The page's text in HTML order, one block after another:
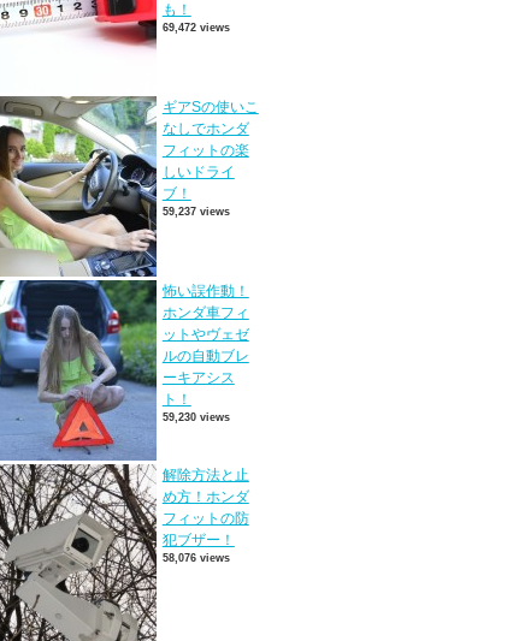
も！
69,472 views
ギアSの使いこ
なしでホンダ
フィットの楽
しいドライ
ブ！
59,237 views
怖い誤作動！
ホンダ車フィ
ットやヴェゼ
ルの自動ブレ
ーキアシス
ト！
59,230 views
解除方法と止
め方！ホンダ
フィットの防
犯ブザー！
58,076 views